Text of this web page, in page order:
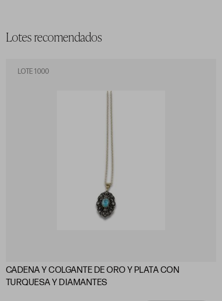
Lotes recomendados
LOTE 1000
CADENA Y COLGANTE DE ORO Y PLATA CON
TURQUESA Y DIAMANTES